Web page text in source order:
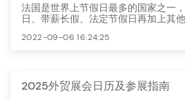
法国是世界上节假日最多的国家之一
日、带薪长假、法定节假日再加上其他
2022-09-06 16:24:25
2025外贸展会日历及参展指南